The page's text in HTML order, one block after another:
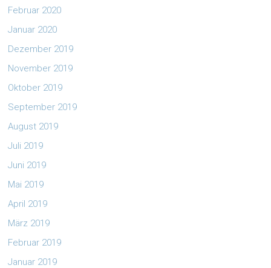
Februar 2020
Januar 2020
Dezember 2019
November 2019
Oktober 2019
September 2019
August 2019
Juli 2019
Juni 2019
Mai 2019
April 2019
März 2019
Februar 2019
Januar 2019